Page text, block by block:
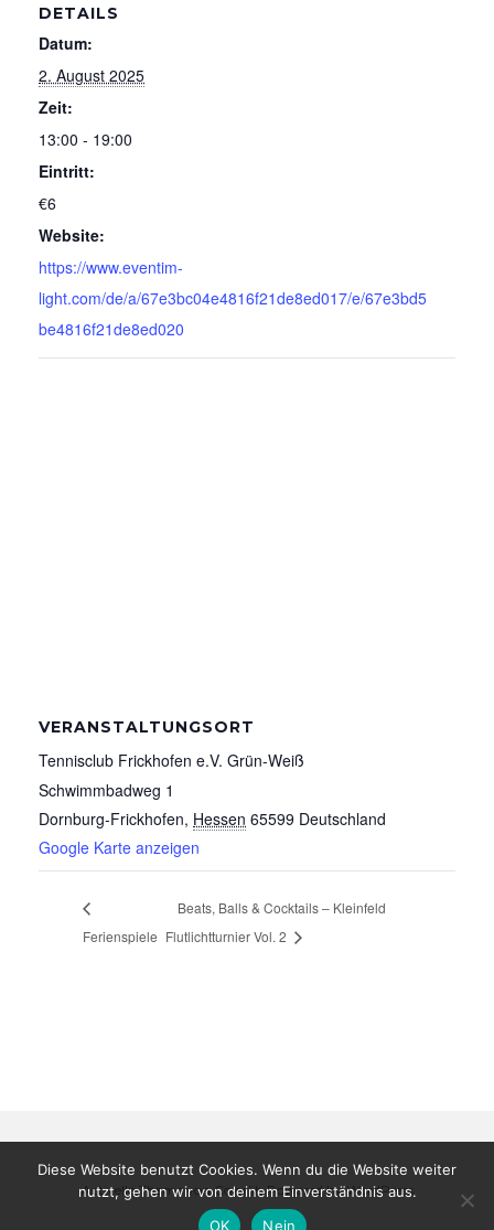
DETAILS
Datum:
2. August 2025
Zeit:
13:00 - 19:00
Eintritt:
€6
Website:
https://www.eventim-
light.com/de/a/67e3bc04e4816f21de8ed017/e/67e3bd5
be4816f21de8ed020
VERANSTALTUNGSORT
Tennisclub Frickhofen e.V. Grün-Weiß
Schwimmbadweg 1
Dornburg-Frickhofen, Hessen 65599 Deutschland
Google Karte anzeigen
Ferienspiele
Beats, Balls & Cocktails – Kleinfeld
Flutlichtturnier Vol. 2
Activello Theme vonColorlibPowered byWordPress
Diese Website benutzt Cookies. Wenn du die Website weiter
nutzt, gehen wir von deinem Einverständnis aus.
OK
Nein